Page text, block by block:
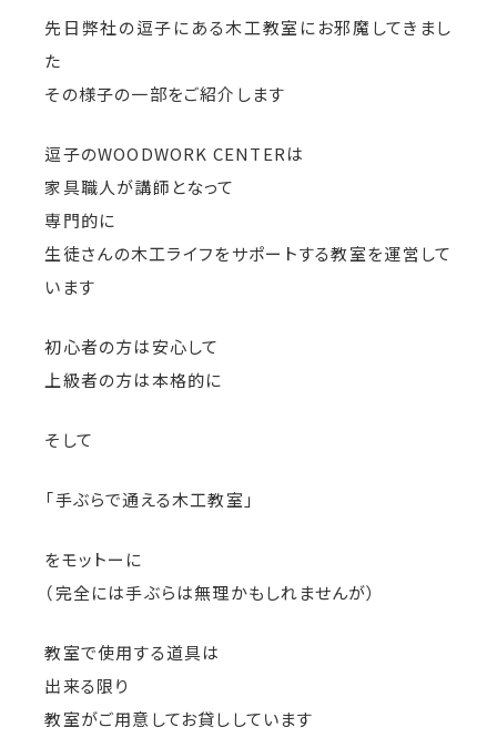
先日弊社の逗子にある木工教室にお邪魔してきまし
た
その様子の一部をご紹介します
逗子のWOODWORK CENTERは
家具職人が講師となって
専門的に
生徒さんの木工ライフをサポートする教室を運営して
います
初心者の方は安心して
上級者の方は本格的に
そして
「手ぶらで通える木工教室」
をモットーに
（完全には手ぶらは無理かもしれませんが）
教室で使用する道具は
出来る限り
教室がご用意してお貸ししています